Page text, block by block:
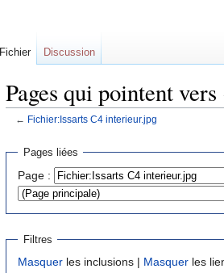
Pages qui pointent
← Fichier:Issarts C4 interieur.jpg
Pages liées
Page :
Filtres
Masquer les inclusions | Masquer les
Fichier Discussion